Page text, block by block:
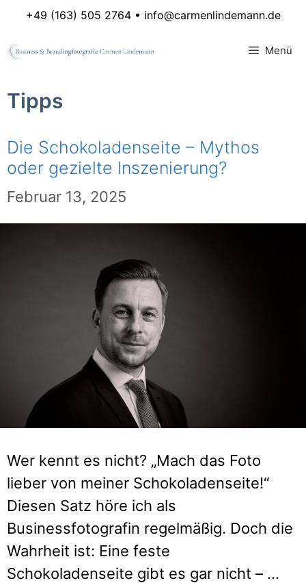
Zum
springen
+49 (163) 505 2764 • info@carmenlindemann.de
Menü
Tipps
Die Schokoladenseite – Mythos
oder gezielte Inszenierung?
Februar 13, 2025
Wer kennt es nicht? „Mach das Foto
lieber von meiner Schokoladenseite!“
Diesen Satz höre ich als
Businessfotografin regelmäßig. Doch die
Wahrheit ist: Eine feste
Schokoladenseite gibt es gar nicht – …